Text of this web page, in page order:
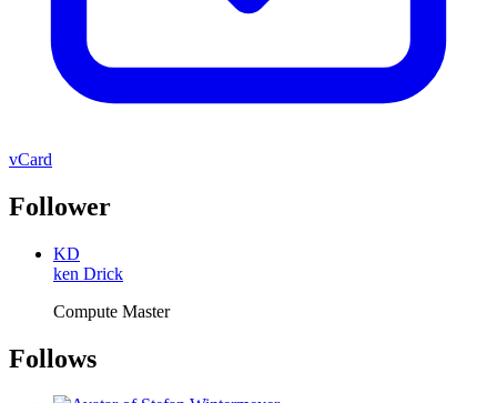
vCard
Follower
KD
ken Drick
Compute Master
Follows